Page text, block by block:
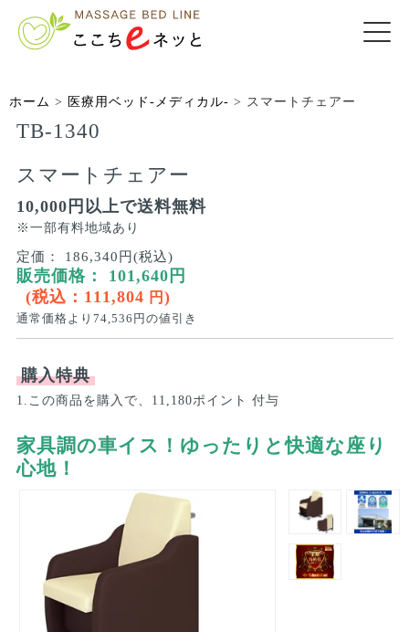
ホーム > 医療用ベッド-メディカル- > スマートチェアー
TB-1340
スマートチェアー
10,000円以上で送料無料
※一部有料地域あり
定価：
186,340円(税込)
販売価格： 101,640 円
(税込： 111,804 円 )
通常価格より 74,536 円の値引き
購入特典
1.この商品を購入で、11,180ポイント 付与
家具調の車イス！ゆったりと快適な座り
心地！